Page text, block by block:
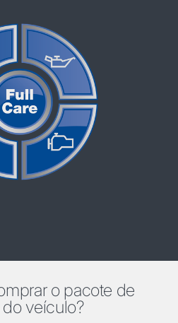
o pacote de
do veículo?